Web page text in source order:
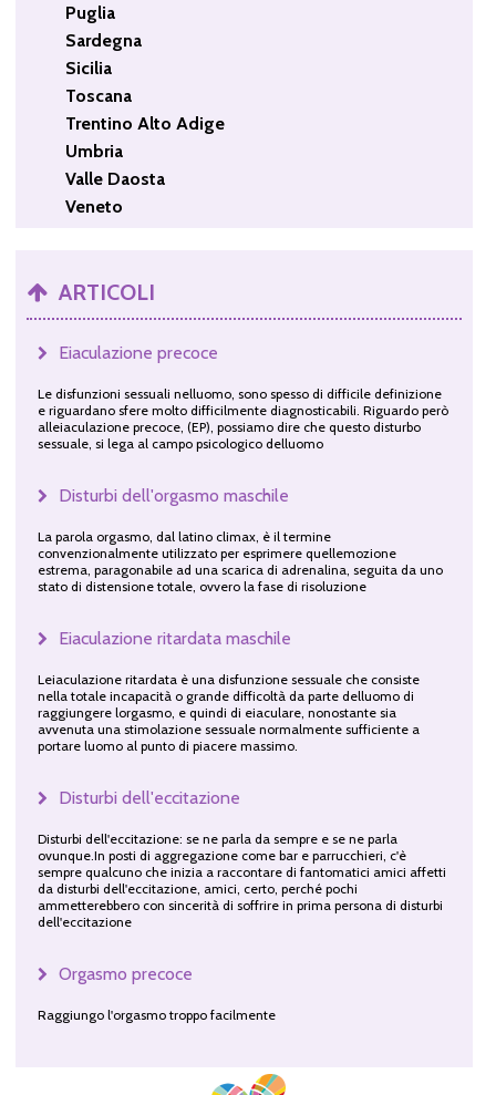
Puglia
Sardegna
Sicilia
Toscana
Trentino Alto Adige
Umbria
Valle Daosta
Veneto
ARTICOLI
Eiaculazione precoce
Le disfunzioni sessuali nelluomo, sono spesso di difficile definizione
e riguardano sfere molto difficilmente diagnosticabili. Riguardo però
alleiaculazione precoce, (EP), possiamo dire che questo disturbo
sessuale, si lega al campo psicologico delluomo
Disturbi dell'orgasmo maschile
La parola orgasmo, dal latino climax, è il termine
convenzionalmente utilizzato per esprimere quellemozione
estrema, paragonabile ad una scarica di adrenalina, seguita da uno
stato di distensione totale, ovvero la fase di risoluzione
Eiaculazione ritardata maschile
Leiaculazione ritardata è una disfunzione sessuale che consiste
nella totale incapacità o grande difficoltà da parte delluomo di
raggiungere lorgasmo, e quindi di eiaculare, nonostante sia
avvenuta una stimolazione sessuale normalmente sufficiente a
portare luomo al punto di piacere massimo.
Disturbi dell'eccitazione
Disturbi dell'eccitazione: se ne parla da sempre e se ne parla
ovunque.In posti di aggregazione come bar e parrucchieri, c'è
sempre qualcuno che inizia a raccontare di fantomatici amici affetti
da disturbi dell'eccitazione, amici, certo, perché pochi
ammetterebbero con sincerità di soffrire in prima persona di disturbi
dell'eccitazione
Orgasmo precoce
Raggiungo l'orgasmo troppo facilmente